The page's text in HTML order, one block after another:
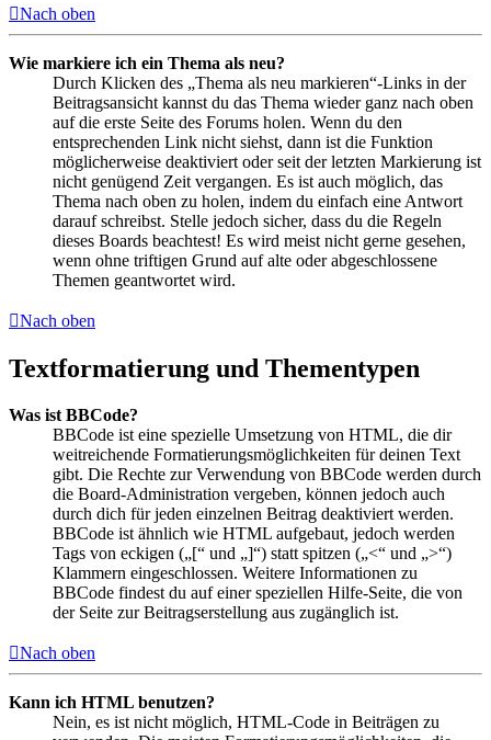
Nach oben
Wie markiere ich ein Thema als neu?
Durch Klicken des „Thema als neu markieren“-Links in der
Beitragsansicht kannst du das Thema wieder ganz nach oben
auf die erste Seite des Forums holen. Wenn du den
entsprechenden Link nicht siehst, dann ist die Funktion
möglicherweise deaktiviert oder seit der letzten Markierung ist
nicht genügend Zeit vergangen. Es ist auch möglich, das
Thema nach oben zu holen, indem du einfach eine Antwort
darauf schreibst. Stelle jedoch sicher, dass du die Regeln
dieses Boards beachtest! Es wird meist nicht gerne gesehen,
wenn ohne triftigen Grund auf alte oder abgeschlossene
Themen geantwortet wird.
Nach oben
Textformatierung und Thementypen
Was ist BBCode?
BBCode ist eine spezielle Umsetzung von HTML, die dir
weitreichende Formatierungsmöglichkeiten für deinen Text
gibt. Die Rechte zur Verwendung von BBCode werden durch
die Board-Administration vergeben, können jedoch auch
durch dich für jeden einzelnen Beitrag deaktiviert werden.
BBCode ist ähnlich wie HTML aufgebaut, jedoch werden
Tags von eckigen („[“ und „]“) statt spitzen („<“ und „>“)
Klammern eingeschlossen. Weitere Informationen zu
BBCode findest du auf einer speziellen Hilfe-Seite, die von
der Seite zur Beitragserstellung aus zugänglich ist.
Nach oben
Kann ich HTML benutzen?
Nein, es ist nicht möglich, HTML-Code in Beiträgen zu